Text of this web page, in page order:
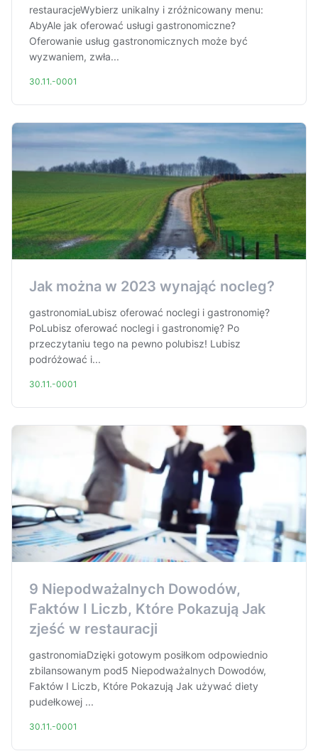
restauracjeWybierz unikalny i zróżnicowany menu:
AbyAle jak oferować usługi gastronomiczne?
Oferowanie usług gastronomicznych może być
wyzwaniem, zwła...
30.11.-0001
Jak można w 2023 wynająć nocleg?
gastronomiaLubisz oferować noclegi i gastronomię?
PoLubisz oferować noclegi i gastronomię? Po
przeczytaniu tego na pewno polubisz! Lubisz
podróżować i...
30.11.-0001
9 Niepodważalnych Dowodów,
Faktów I Liczb, Które Pokazują Jak
zjeść w restauracji
gastronomiaDzięki gotowym posiłkom odpowiednio
zbilansowanym pod5 Niepodważalnych Dowodów,
Faktów I Liczb, Które Pokazują Jak używać diety
pudełkowej ...
30.11.-0001